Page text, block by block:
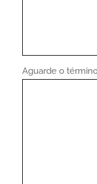
Aguarde o